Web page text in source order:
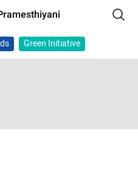
Green Initiative